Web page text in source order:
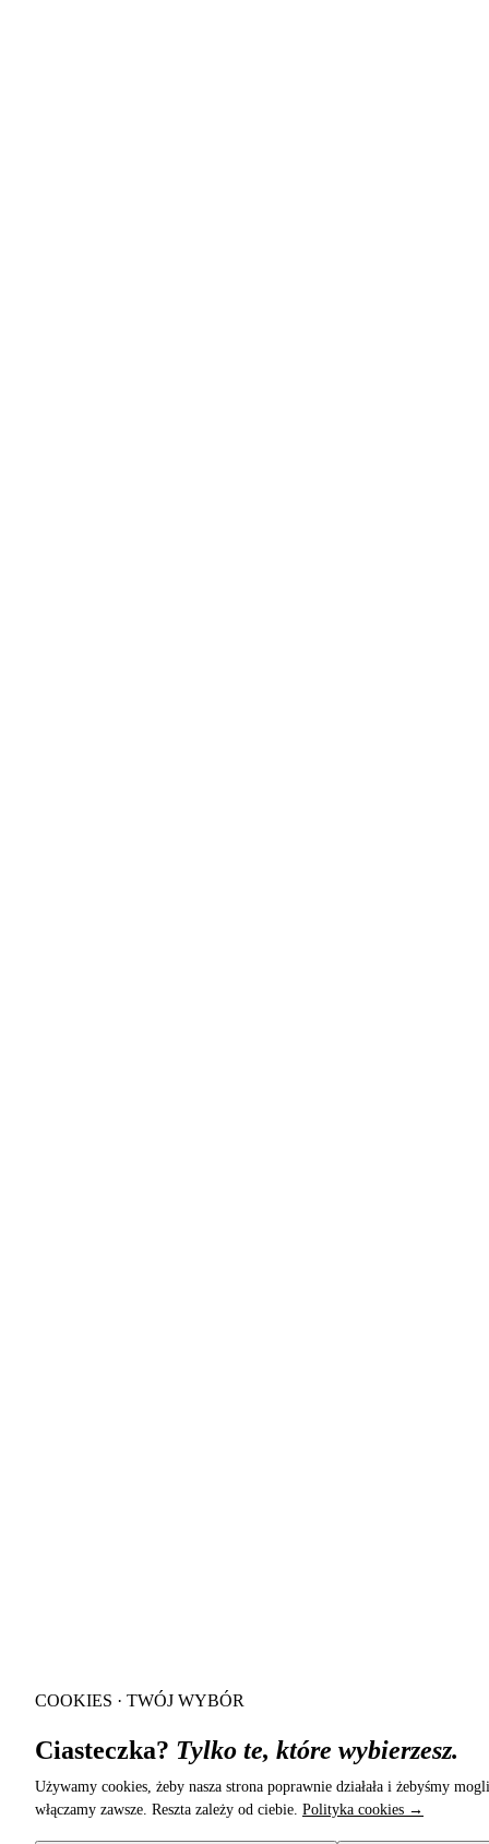
COOKIES · TWÓJ WYBÓR
Ciasteczka? Tylko te, które wybierzesz.
Używamy cookies, żeby nasza strona poprawnie działała i żebyśmy
włączamy zawsze. Reszta zależy od ciebie. Polityka cookies →